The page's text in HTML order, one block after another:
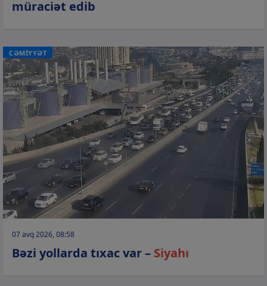
müraciət edib
CƏMİYYƏT
07 avq 2026, 08:58
Bəzi yollarda tıxac var – Siyahı